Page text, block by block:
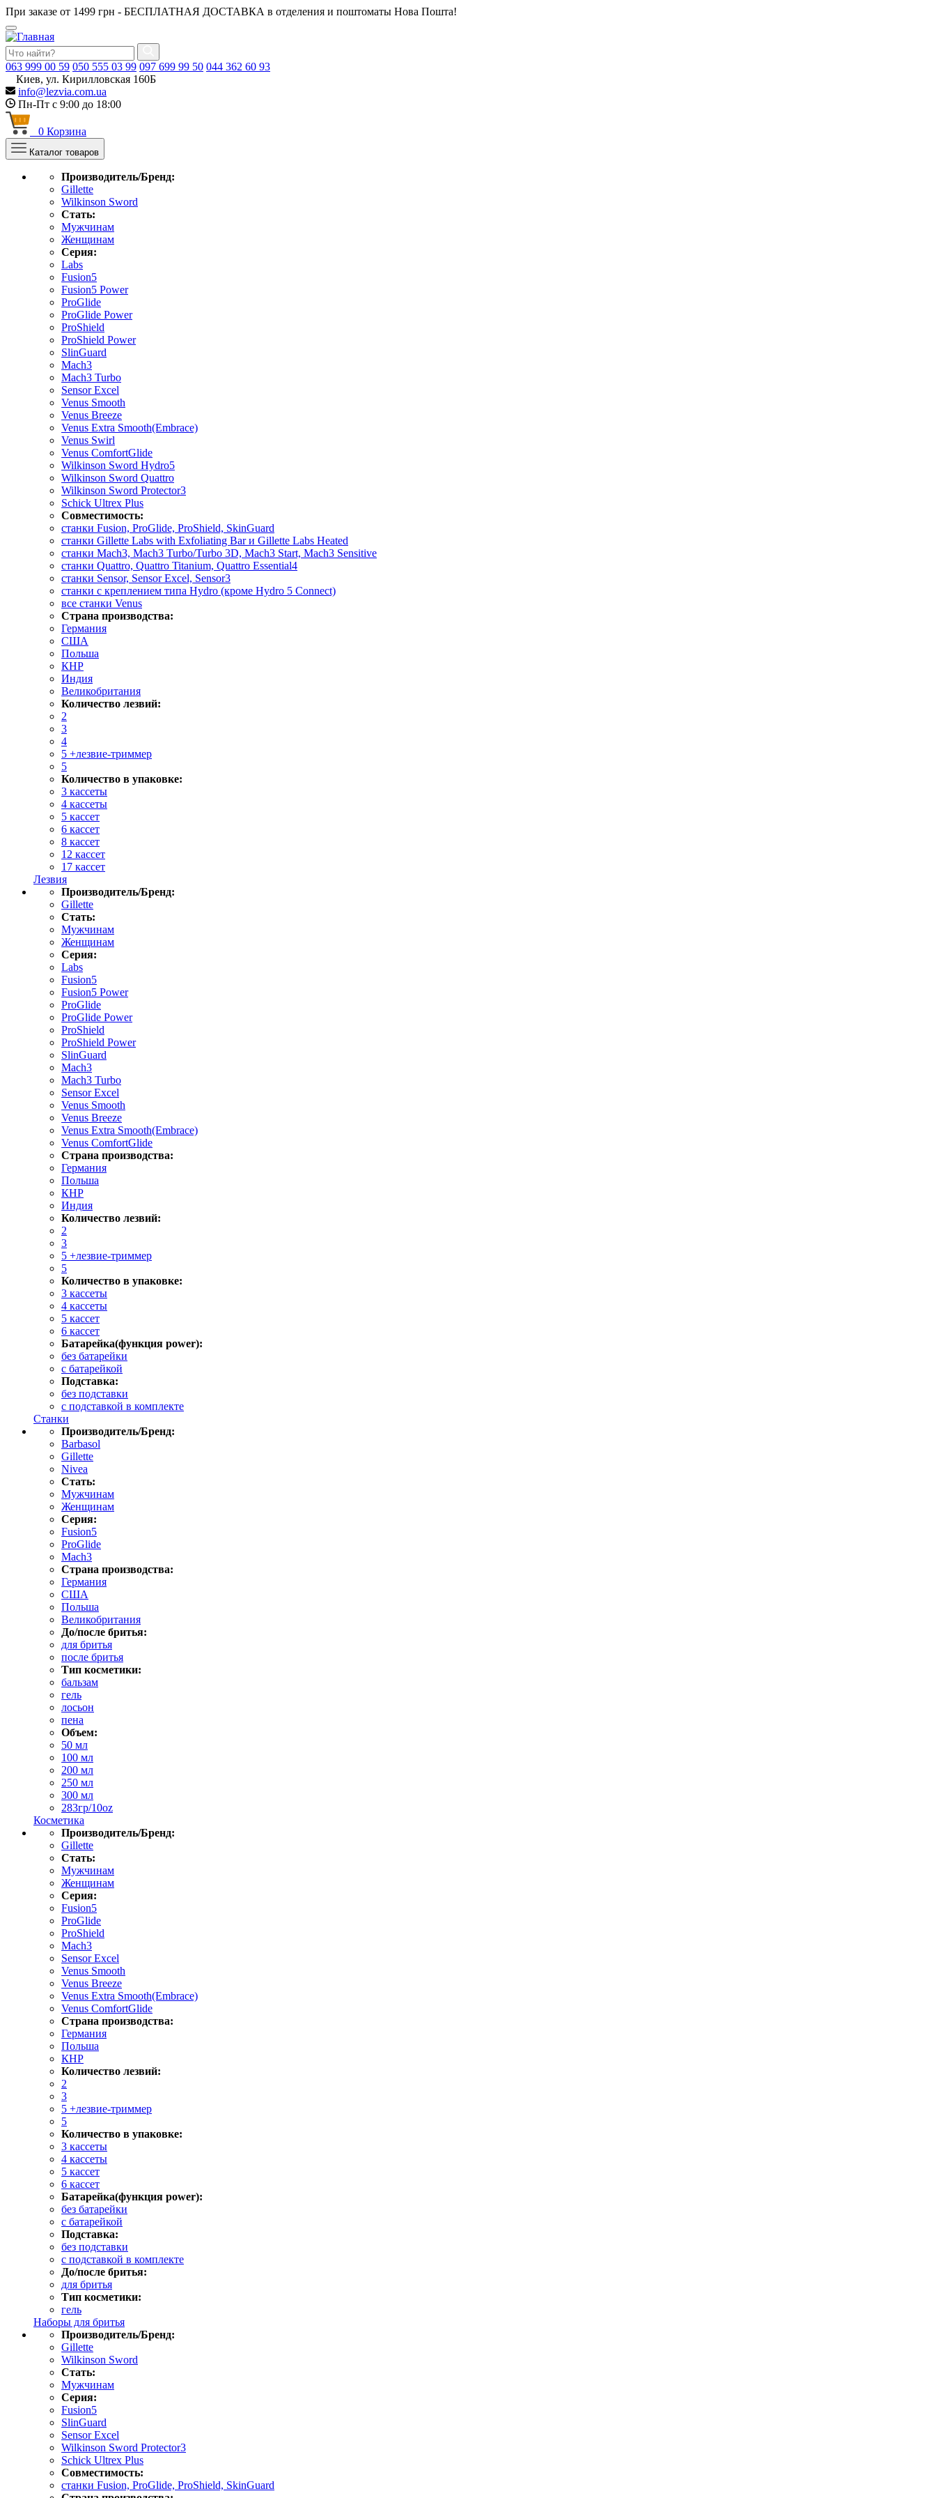
При заказе от 1499 грн - БЕСПЛАТНАЯ ДОСТАВКА в отделения и поштоматы Нова Пошта!
063 999 00 59 050 555 03 99 097 699 99 50 044 362 60 93
Киев, ул. Кирилловская 160Б
info@lezvia.com.ua
Пн-Пт с 9:00 до 18:00
0 Корзина
Каталог товаров
Производитель/Бренд:
Gillette
Wilkinson Sword
Стать:
Мужчинам
Женщинам
Серия:
Labs
Fusion5
Fusion5 Power
ProGlide
ProGlide Power
ProShield
ProShield Power
SlinGuard
Mach3
Mach3 Turbo
Sensor Excel
Venus Smooth
Venus Breeze
Venus Extra Smooth(Embrace)
Venus Swirl
Venus ComfortGlide
Wilkinson Sword Hydro5
Wilkinson Sword Quattro
Wilkinson Sword Protector3
Schick Ultrex Plus
Совместимость:
станки Fusion, ProGlide, ProShield, SkinGuard
станки Gillette Labs with Exfoliating Bar и Gillette Labs Heated
станки Mach3, Mach3 Turbo/Turbo 3D, Mach3 Start, Mach3 Sensitive
станки Quattro, Quattro Titanium, Quattro Essential4
станки Sensor, Sensor Excel, Sensor3
станки с креплением типа Hydro (кроме Hydro 5 Connect)
все станки Venus
Страна производства:
Германия
США
Польша
КНР
Индия
Великобритания
Количество лезвий:
2
3
4
5 +лезвие-триммер
5
Количество в упаковке:
3 кассеты
4 кассеты
5 кассет
6 кассет
8 кассет
12 кассет
17 кассет
Лезвия
Производитель/Бренд:
Gillette
Стать:
Мужчинам
Женщинам
Серия:
Labs
Fusion5
Fusion5 Power
ProGlide
ProGlide Power
ProShield
ProShield Power
SlinGuard
Mach3
Mach3 Turbo
Sensor Excel
Venus Smooth
Venus Breeze
Venus Extra Smooth(Embrace)
Venus ComfortGlide
Страна производства:
Германия
Польша
КНР
Индия
Количество лезвий:
2
3
5 +лезвие-триммер
5
Количество в упаковке:
3 кассеты
4 кассеты
5 кассет
6 кассет
Батарейка(функция power):
без батарейки
с батарейкой
Подставка:
без подставки
с подставкой в комплекте
Станки
Производитель/Бренд:
Barbasol
Gillette
Nivea
Стать:
Мужчинам
Женщинам
Серия:
Fusion5
ProGlide
Mach3
Страна производства:
Германия
США
Польша
Великобритания
До/после бритья:
для бритья
после бритья
Тип косметики:
бальзам
гель
лосьон
пена
Объем:
50 мл
100 мл
200 мл
250 мл
300 мл
283гр/10oz
Косметика
Производитель/Бренд:
Gillette
Стать:
Мужчинам
Женщинам
Серия:
Fusion5
ProGlide
ProShield
Mach3
Sensor Excel
Venus Smooth
Venus Breeze
Venus Extra Smooth(Embrace)
Venus ComfortGlide
Страна производства:
Германия
Польша
КНР
Количество лезвий:
2
3
5 +лезвие-триммер
5
Количество в упаковке:
3 кассеты
4 кассеты
5 кассет
6 кассет
Батарейка(функция power):
без батарейки
с батарейкой
Подставка:
без подставки
с подставкой в комплекте
До/после бритья:
для бритья
Тип косметики:
гель
Наборы для бритья
Производитель/Бренд:
Gillette
Wilkinson Sword
Стать:
Мужчинам
Серия:
Fusion5
SlinGuard
Sensor Excel
Wilkinson Sword Protector3
Schick Ultrex Plus
Совместимость:
станки Fusion, ProGlide, ProShield, SkinGuard